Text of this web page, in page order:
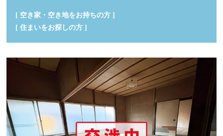
[ 空き家・空き地をお持ちの方 ]
[ 住まいをお探しの方 ]